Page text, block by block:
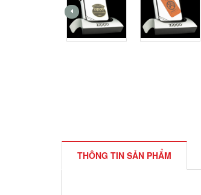
THÔNG TIN SẢN PHẨM